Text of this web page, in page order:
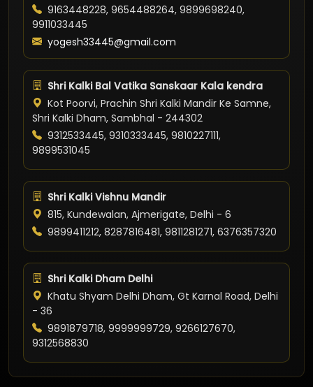
9163448228, 9654488264, 9899698240,
9911033445
yogesh33445@gmail.com
Shri Kalki Bal Vatika Sanskaar Kala kendra
Kot Poorvi, Prachin Shri Kalki Mandir Ke Samne,
Shri Kalki Dham, Sambhal - 244302
9312533445, 9310333445, 9810227111,
9899531045
Shri Kalki Vishnu Mandir
815, Kundewalan, Ajmerigate, Delhi - 6
9899411212, 8287816481, 9811281271, 6376357320
Shri Kalki Dham Delhi
Khatu Shyam Delhi Dham, Gt Karnal Road, Delhi
- 36
9891879718, 9999999729, 9266127670,
9312568830